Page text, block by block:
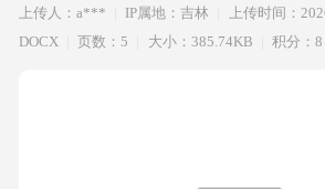
上传人：a*** IP属地：吉林 上传时间：
DOCX
页数：5 大小：385.74KB 积分：8